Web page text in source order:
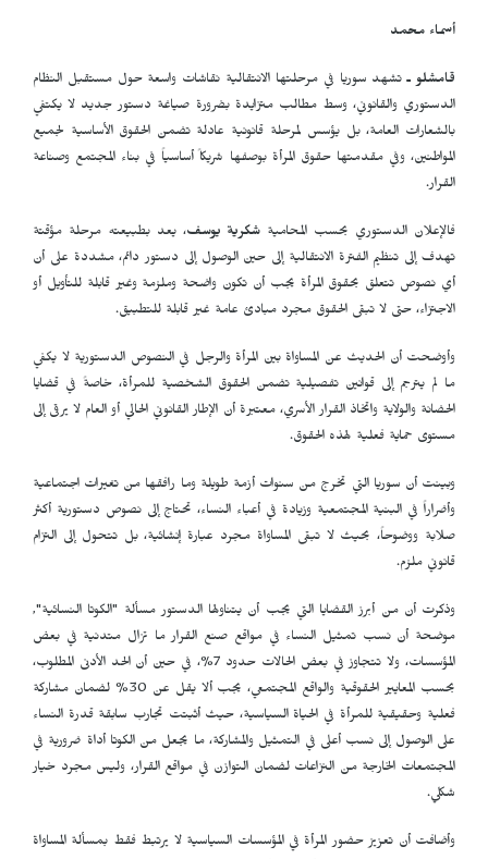
أسماء محمد
قامشلو ـتشهد سوريا في مرحلتها الانتقالية نقاشات واسعة حول مستقبل النظام
الدستوري والقانوني، وسط مطالب متزايدة بضرورة صياغة دستور جديد لا يكتفي
بالشعارات العامة، بل يؤسس لمرحلة قانونية عادلة تضمن الحقوق الأساسية لجميع
المواطنين، وفي مقدمتها حقوق المرأة بوصفها شريكاً أساسياً في بناء المجتمع وصناعة
القرار.
فالإعلان الدستوري بحسب المحامية شكرية يوسف، يعد بطبيعته مرحلة مؤقتة
تهدف إلى تنظيم الفترة الانتقالية إلى حين الوصول إلى دستور دائم، مشددة على أن
أي نصوص تتعلق بحقوق المرأة يجب أن تكون واضحة وملزمة وغير قابلة للتأويل أو
الاجتزاء، حتى لا تبقى الحقوق مجرد مبادئ عامة غير قابلة للتطبيق.
وأوضحت أن الحديث عن المساواة بين المرأة والرجل في النصوص الدستورية لا يكفي
ما لم يترجم إلى قوانين تفصيلية تضمن الحقوق الشخصية للمرأة، خاصةً في قضايا
الحضانة والولاية واتخاذ القرار الأسري، معتبرة أن الإطار القانوني الحالي أو العام لا يرقى إلى
مستوى حماية فعلية لهذه الحقوق.
وبينت أن سوريا التي تخرج من سنوات أزمة طويلة وما رافقها من تغيرات اجتماعية
وأضراراً في البنية المجتمعية وزيادة في أعباء النساء، تحتاج إلى نصوص دستورية أكثر
صلابة ووضوحاً، بحيث لا تبقى المساواة مجرد عبارة إنشائية، بل تتحول إلى التزام
قانوني ملزم.
وذكرت أن من أبرز القضايا التي يجب أن يتناولها الدستور مسألة "الكوتا النسائية",
موضحة أن نسب تمثيل النساء في مواقع صنع القرار ما تزال متدنية في بعض
المؤسسات، ولا تتجاوز في بعض الحالات حدود 7%، في حين أن الحد الأدنى المطلوب،
بحسب المعايير الحقوقية والواقع المجتمعي، يجب ألا يقل عن 30% لضمان مشاركة
فعلية وحقيقية للمرأة في الحياة السياسية، حيث أثبتت تجارب سابقة قدرة النساء
على الوصول إلى نسب أعلى في التمثيل والمشاركة، ما يجعل من الكوتا أداة ضرورية في
المجتمعات الخارجة من النزاعات لضمان التوازن في مواقع القرار، وليس مجرد خيار
شكلي.
وأضافت أن تعزيز حضور المرأة في المؤسسات السياسية لا يرتبط فقط بمسألة المساواة